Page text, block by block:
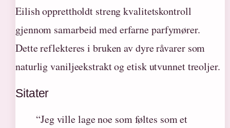
Eilish opprettholdt streng kvalitetskontroll
gjennom samarbeid med erfarne parfymører.
Dette reflekteres i bruken av dyre råvarer som
naturlig vaniljeekstrakt og etisk utvunnet treoljer.
Sitater
“Jeg ville lage noe som føltes som et